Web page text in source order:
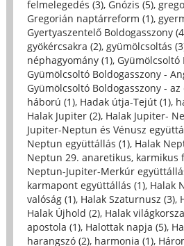
felmelegedés (3), Gnózis (5),
Gregorián naptárreform (1),
Gyertyaszentelő Boldogasszony
gyökércsakra (2), gyümölcsoltás
néphagyomány (1), Gyümölcsoltó
Gyümölcsoltó Boldogasszony -
Gyümölcsoltó Boldogasszony -
háború (1), Hadak útja-Tejút (1),
Halak Jupiter (2), Halak Jupiter-
Jupiter-Neptun és Vénusz
Neptun együttállás (1), Halak
Neptun 29. anaretikus, karmikus
Neptun-Jupiter-Merkúr
karmapont együttállás (1), Halak
valóság (1), Halak Szaturnusz (3),
Halak Újhold (2), Halak
apostola (1), Halottak napja (5),
harangszó (2), harmonia (1),